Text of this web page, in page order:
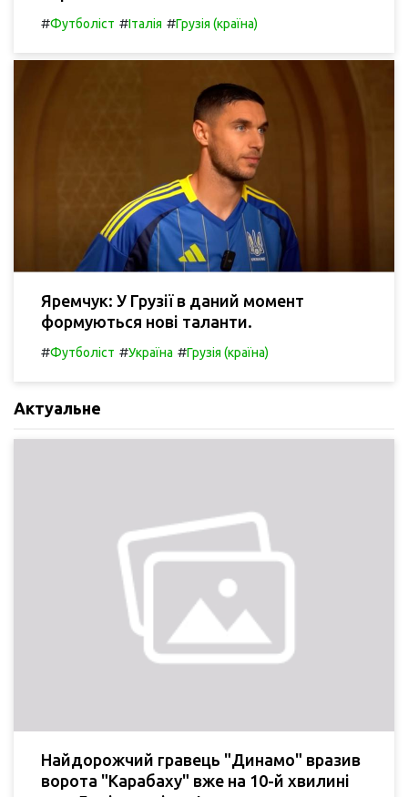
#Футболіст #Італія #Грузія (країна)
Яремчук: У Грузії в даний момент
формуються нові таланти.
#Футболіст #Україна #Грузія (країна)
Актуальне
Найдорожчий гравець "Динамо" вразив
ворота "Карабаху" вже на 10-й хвилині